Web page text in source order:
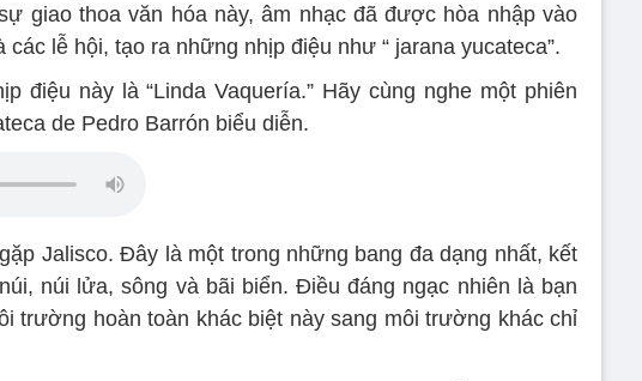
giao thoa văn hóa này, âm nhạc đã được hòa nhập vào
lễ hội, tạo ra những nhịp điệu như “ jarana yucateca”.
điệu này là “Linda Vaquería.” Hãy cùng nghe một phiên
de Pedro Barrón biểu diễn.
Jalisco. Đây là một trong những bang đa dạng nhất, kết
núi lửa, sông và bãi biển. Điều đáng ngạc nhiên là bạn
trường hoàn toàn khác biệt này sang môi trường khác chỉ